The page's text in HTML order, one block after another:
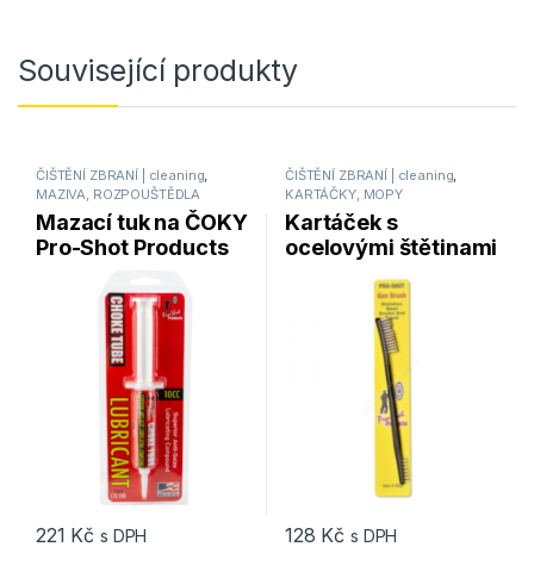
Související produkty
ČIŠTĚNÍ ZBRANÍ | cleaning,
MAZIVA, ROZPOUŠTĚDLA
Mazací tuk na ČOKY
Pro-Shot Products
10cc tuba
221 Kč s DPH
ČIŠTĚNÍ ZBRANÍ | cleaning,
KARTÁČKY, MOPY
Kartáček s
ocelovými štětinami
Shot Products SDE
128 Kč s DPH